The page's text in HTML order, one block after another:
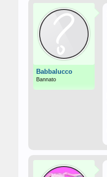
Babbalucco
Bannato